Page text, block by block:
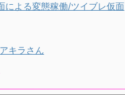
による変態稼働/ツイブレ仮面
キラさん